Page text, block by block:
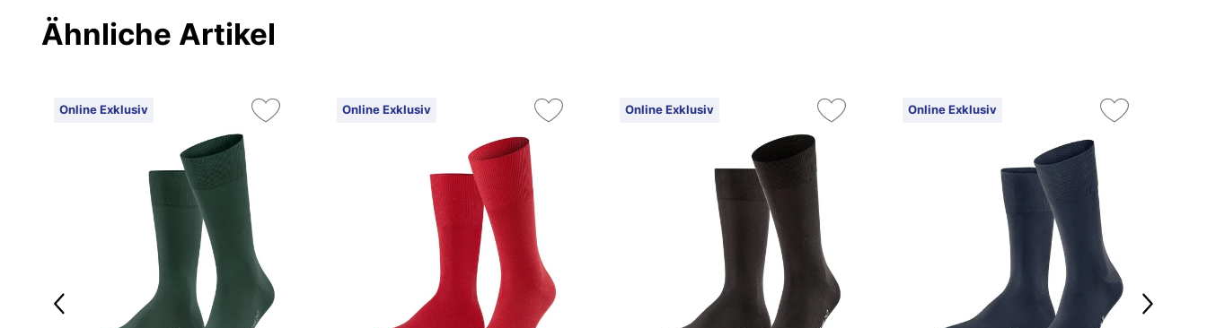
Ähnliche Artikel
Online Exklusiv Online Exklusiv Online Exklusiv Online Exklusiv